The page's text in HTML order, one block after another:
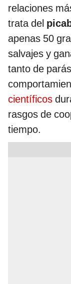
relaciones
trata del
apenas 50
salvajes y
tanto de
científicos
rasgos de
tiempo.